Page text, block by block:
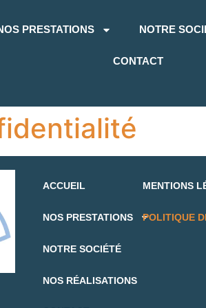
PRESTATIONS NOTRE
CONTACT
ACCUEIL
NOS PRESTATIONS
NOTRE SOCIÉTÉ
NOS RÉALISATIONS
MENTIONS
POLITIQUE